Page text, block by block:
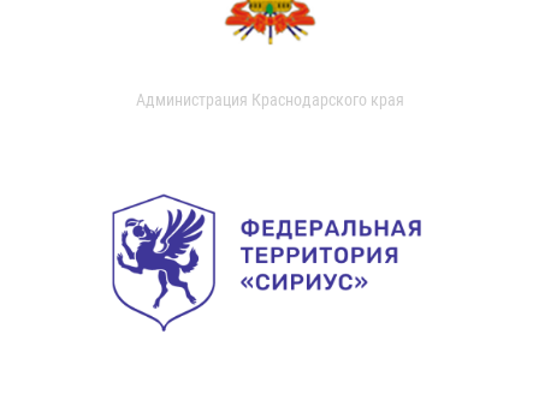
Администрация Краснодарского края